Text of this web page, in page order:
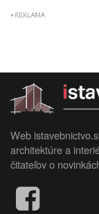
Web
architektúre a
čitateľov o